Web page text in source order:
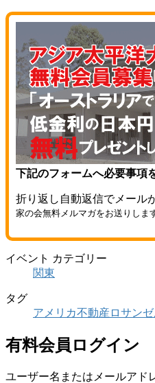
下記のフォームへ必要事項
折り返し自動返信でメール
家の会無料メルマガをお送りしま
イベント カテゴリー
関東
タグ
アメリカ不動産 ロサン
有料会員ログイン
ユーザー名またはメールアド